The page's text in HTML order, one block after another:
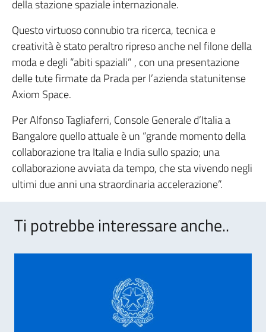
della stazione spaziale internazionale.
Questo virtuoso connubio tra ricerca, tecnica e
creatività è stato peraltro ripreso anche nel filone della
moda e degli “abiti spaziali” , con una presentazione
delle tute firmate da Prada per l’azienda statunitense
Axiom Space.
Per Alfonso Tagliaferri, Console Generale d’Italia a
Bangalore quello attuale è un “grande momento della
collaborazione tra Italia e India sullo spazio; una
collaborazione avviata da tempo, che sta vivendo negli
ultimi due anni una straordinaria accelerazione”.
Ti potrebbe interessare anche..